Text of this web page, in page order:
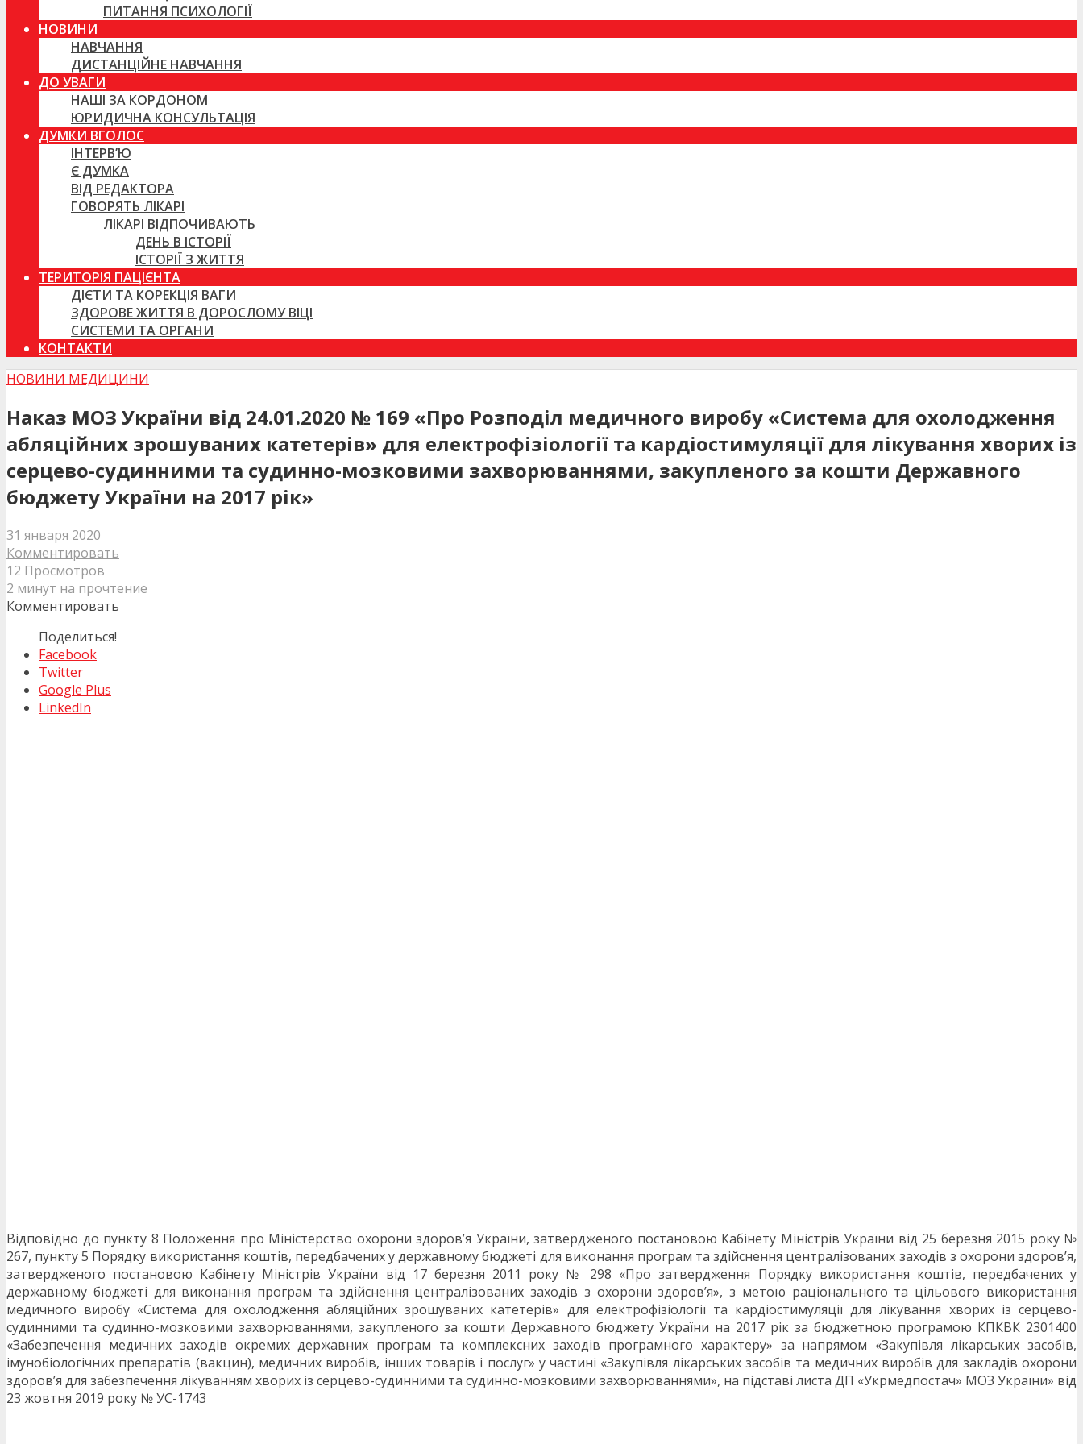
ПИТАННЯ ПСИХОЛОГІЇ
НОВИНИ
НАВЧАННЯ
ДИСТАНЦІЙНЕ НАВЧАННЯ
ДО УВАГИ
НАШІ ЗА КОРДОНОМ
ЮРИДИЧНА КОНСУЛЬТАЦІЯ
ДУМКИ ВГОЛОС
ІНТЕРВ’Ю
Є ДУМКА
ВІД РЕДАКТОРА
ГОВОРЯТЬ ЛІКАРІ
ЛІКАРІ ВІДПОЧИВАЮТЬ
ДЕНЬ В ІСТОРІЇ
ІСТОРІЇ З ЖИТТЯ
ТЕРИТОРІЯ ПАЦІЄНТА
ДІЄТИ ТА КОРЕКЦІЯ ВАГИ
ЗДОРОВЕ ЖИТТЯ В ДОРОСЛОМУ ВІЦІ
СИСТЕМИ ТА ОРГАНИ
КОНТАКТИ
НОВИНИ МЕДИЦИНИ
Наказ МОЗ України від 24.01.2020 № 169 «Про Розподіл медичного виробу «Система для охолодження
абляційних зрошуваних катетерів» для електрофізіології та кардіостимуляції для лікування хворих із
серцево-судинними та судинно-мозковими захворюваннями, закупленого за кошти Державного
бюджету України на 2017 рік»
31 января 2020
Комментировать
12 Просмотров
2 минут на прочтение
Комментировать
Поделиться!
Facebook
Twitter
Google Plus
LinkedIn
Відповідно до пункту 8 Положення про Міністерство охорони здоров’я України, затвердженого постановою Кабінету Міністрів України від 25 березня 2015 року №
267, пункту 5 Порядку використання коштів, передбачених у державному бюджеті для виконання програм та здійснення централізованих заходів з охорони здоров’я,
затвердженого постановою Кабінету Міністрів України від 17 березня 2011 року № 298 «Про затвердження Порядку використання коштів, передбачених у
державному бюджеті для виконання програм та здійснення централізованих заходів з охорони здоров’я», з метою раціонального та цільового використання
медичного виробу «Система для охолодження абляційних зрошуваних катетерів» для електрофізіології та кардіостимуляції для лікування хворих із серцево-
судинними та судинно-мозковими захворюваннями, закупленого за кошти Державного бюджету України на 2017 рік за бюджетною програмою КПКВК 2301400
«Забезпечення медичних заходів окремих державних програм та комплексних заходів програмного характеру» за напрямом «Закупівля лікарських засобів,
імунобіологічних препаратів (вакцин), медичних виробів, інших товарів і послуг» у частині «Закупівля лікарських засобів та медичних виробів для закладів охорони
здоров’я для забезпечення лікуванням хворих із серцево-судинними та судинно-мозковими захворюваннями», на підставі листа ДП «Укрмедпостач» МОЗ України» від
23 жовтня 2019 року № УС-1743